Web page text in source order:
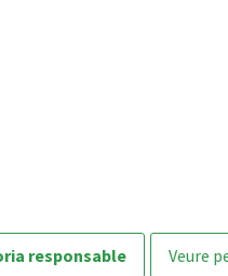
responsable veure